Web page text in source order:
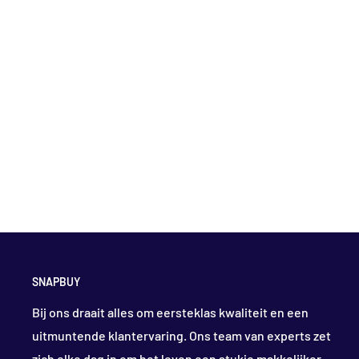
SNAPBUY
Bij ons draait alles om eersteklas kwaliteit en een
uitmuntende klantervaring. Ons team van experts zet